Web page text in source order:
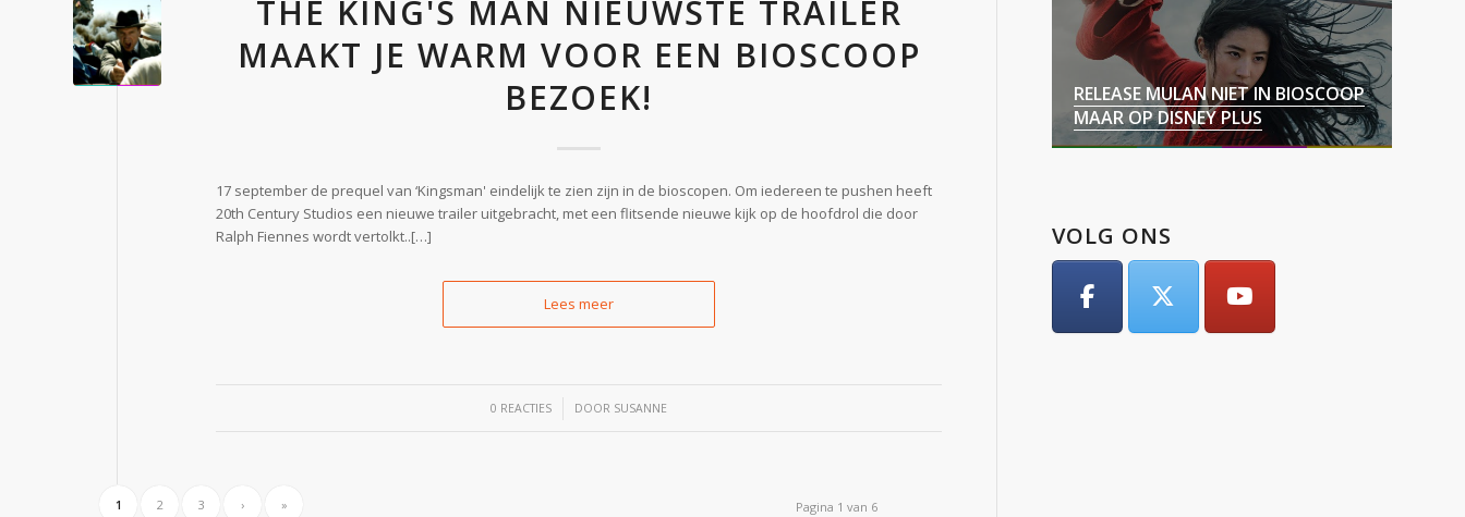
THE KING'S MAN NIEUWSTE TRAILER
MAAKT JE WARM VOOR EEN BIOSCOOP
BEZOEK!
17 september de prequel van ‘Kingsman' eindelijk te zien zijn in de bioscopen. Om iedereen te pushen heeft
20th Century Studios een nieuwe trailer uitgebracht, met een flitsende nieuwe kijk op de hoofdrol die door
Ralph Fiennes wordt vertolkt..[…]
Lees meer
0 REACTIES
/ DOOR SUSANNE
Pagina 1 van 6
1 2 3 › »
RELEASE MULAN NIET IN BIOSCOOP
MAAR OP DISNEY PLUS
VOLG ONS